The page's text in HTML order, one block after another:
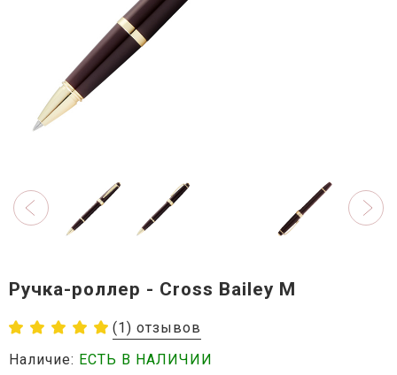
Ручка-роллер - Cross Bailey М
(1) отзывов
Наличие: ЕСТЬ В НАЛИЧИИ